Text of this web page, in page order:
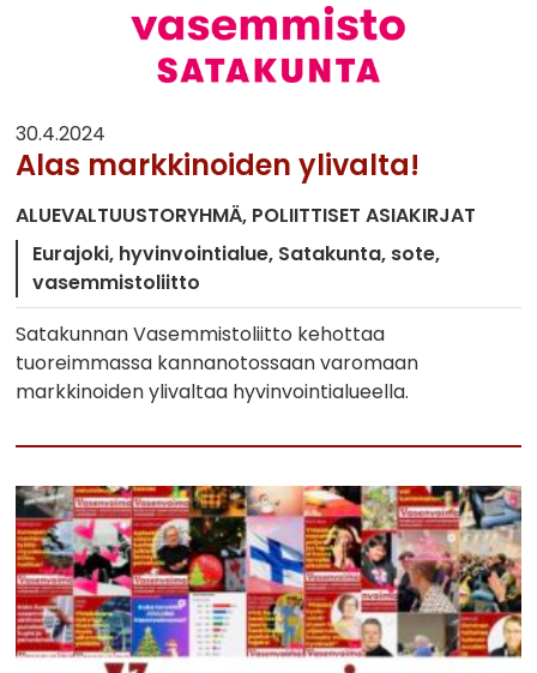
30.4.2024
Alas markkinoiden ylivalta!
ALUEVALTUUSTORYHMÄ POLIITTISET ASIAKIRJAT
Eurajoki hyvinvointialue Satakunta sote
vasemmistoliitto
Satakunnan Vasemmistoliitto kehottaa
tuoreimmassa kannanotossaan varomaan
markkinoiden ylivaltaa hyvinvointialueella.